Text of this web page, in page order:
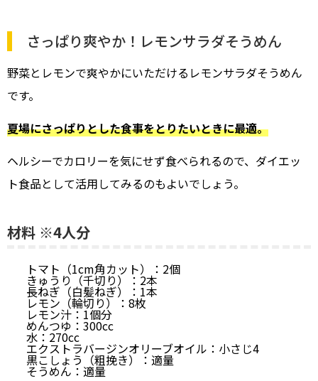
さっぱり爽やか！レモンサラダそうめん
野菜とレモンで爽やかにいただけるレモンサラダそうめん
です。
夏場にさっぱりとした食事をとりたいときに最適。
ヘルシーでカロリーを気にせず食べられるので、ダイエッ
ト食品として活用してみるのもよいでしょう。
材料 ※4人分
トマト（1cm角カット）：2個
きゅうり（千切り）：2本
長ねぎ（白髪ねぎ）：1本
レモン（輪切り）：8枚
レモン汁：1個分
めんつゆ：300cc
水：270cc
エクストラバージンオリーブオイル：小さじ4
黒こしょう（粗挽き）：適量
そうめん：適量